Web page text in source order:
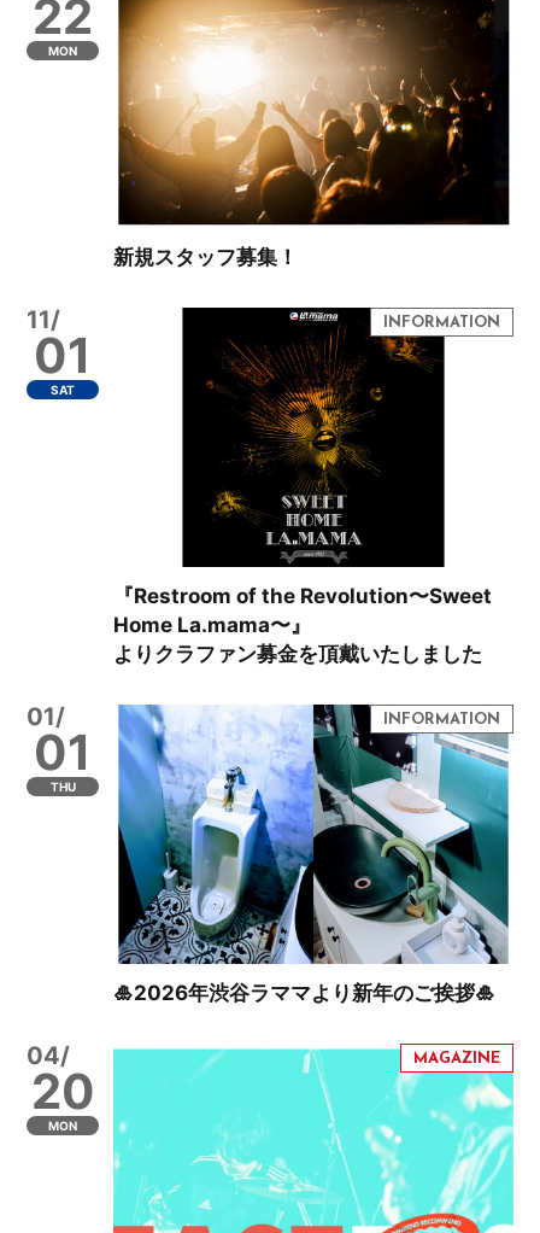
22
MON
新規スタッフ募集！
11/
01
SAT
『Restroom of the Revolution〜Sweet
Home La.mama〜』
よりクラファン募金を頂戴いたしました
01/
01
THU
🎍2026年渋谷ラママより新年のご挨拶🎍
04/
20
MON